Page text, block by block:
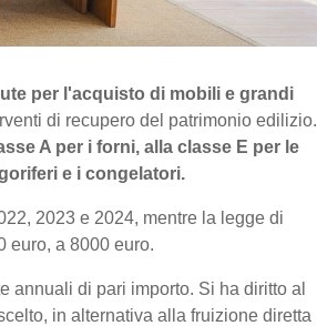
per l'acquisto di mobili e grandi
di recupero del patrimonio edilizio.
A per i forni, alla classe E per le
e i congelatori.
2023 e 2024, mentre la legge di
euro, a 8000 euro.
annuali di pari importo. Si ha diritto al
in alternativa alla fruizione diretta